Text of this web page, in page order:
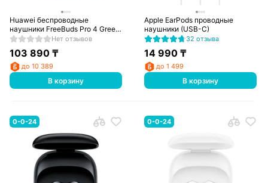
Huawei беспроводные
наушники FreeBuds Pro 4 Green
(Piano-T180)Нет отзывов
103 890₸
до 10 389
В корзину
Apple EarPods проводные
наушники (USB-C)
32 отзыва
14 990 ₸
до 1 499
В корзину
0-0-24 0-0-24